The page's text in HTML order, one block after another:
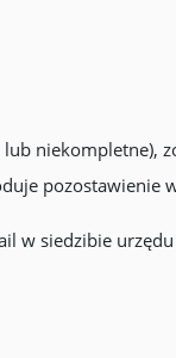
niekompletne),
pozostawienie
w siedzibie